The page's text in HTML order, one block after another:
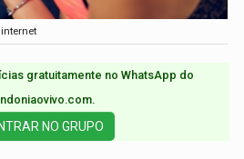
gratuitamente no WhatsApp do
NO GRUPO